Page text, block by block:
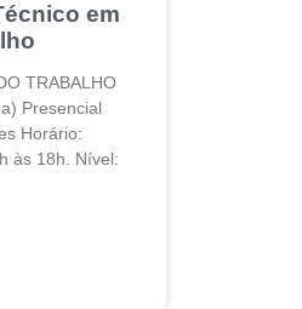
em
TRABALHO
Presencial
Horário:
às 18h. Nível: